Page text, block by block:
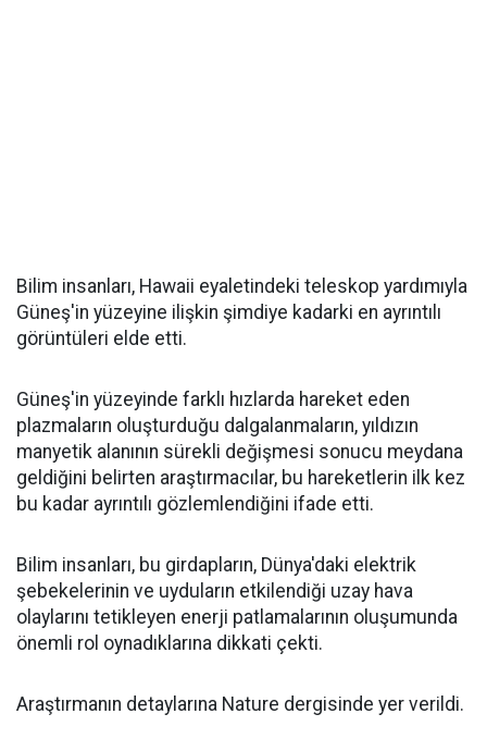
Bilim insanları, Hawaii eyaletindeki teleskop yardımıyla
Güneş'in yüzeyine ilişkin şimdiye kadarki en ayrıntılı
görüntüleri elde etti.
Güneş'in yüzeyinde farklı hızlarda hareket eden
plazmaların oluşturduğu dalgalanmaların, yıldızın
manyetik alanının sürekli değişmesi sonucu meydana
geldiğini belirten araştırmacılar, bu hareketlerin ilk kez
bu kadar ayrıntılı gözlemlendiğini ifade etti.
Bilim insanları, bu girdapların, Dünya'daki elektrik
şebekelerinin ve uyduların etkilendiği uzay hava
olaylarını tetikleyen enerji patlamalarının oluşumunda
önemli rol oynadıklarına dikkati çekti.
Araştırmanın detaylarına Nature dergisinde yer verildi.